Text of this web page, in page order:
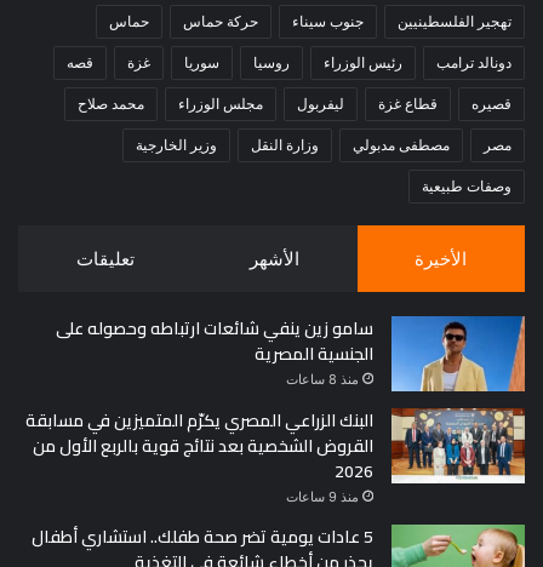
تهجير الفلسطينيين جنوب سيناء حركة حماس حماس
دونالد ترامب رئيس الوزراء روسيا سوريا غزة قصه
قصيره قطاع غزة ليفربول مجلس الوزراء محمد صلاح
مصر مصطفى مدبولي وزارة النقل وزير الخارجية
وصفات طبيعية
الأخيرة الأشهر تعليقات
سامو زين ينفي شائعات ارتباطه وحصوله على
الجنسية المصرية
منذ 8 ساعات
البنك الزراعي المصري يكرّم المتميزين في مسابقة
القروض الشخصية بعد نتائج قوية بالربع الأول من
2026
منذ 9 ساعات
5 عادات يومية تضر صحة طفلك.. استشاري أطفال